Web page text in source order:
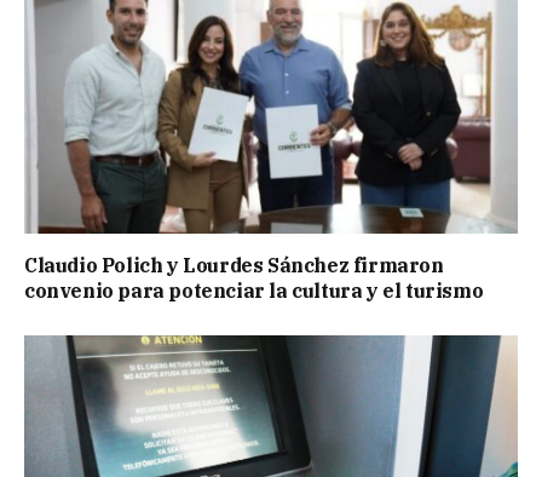
Claudio Polich y Lourdes Sánchez firmaron
convenio para potenciar la cultura y el turismo